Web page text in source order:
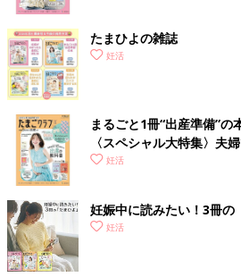
たまひよの雑誌
妊活
まるごと1冊“出産準備”の
〈スペシャル大特集〉夫
妊活
妊娠中に読みたい！3冊の
妊活